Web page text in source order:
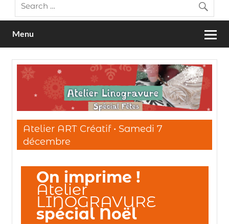
Menu
Atelier ART Créatif • Samedi 7
décembre
On imprime !
Atelier
LINOGRAVURE
spécial Noël